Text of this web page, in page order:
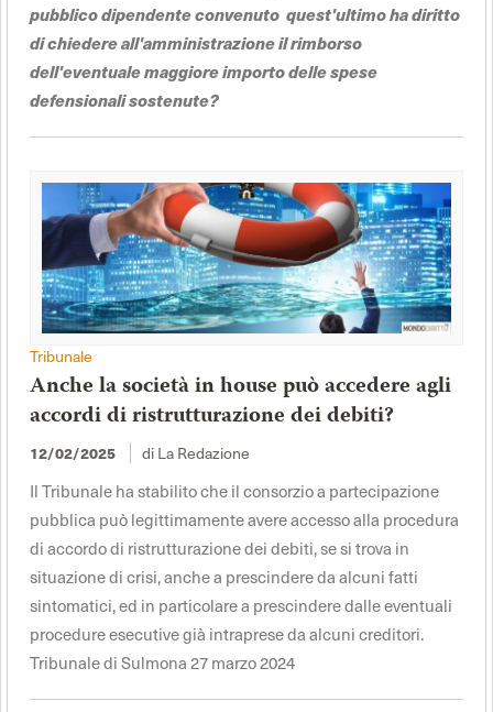
pubblico dipendente convenuto quest'ultimo ha diritto
di chiedere all'amministrazione il rimborso
dell'eventuale maggiore importo delle spese
defensionali sostenute?
Tribunale
Anche la società in house può accedere agli
accordi di ristrutturazione dei debiti?
12/02/2025 di La Redazione
Il Tribunale ha stabilito che il consorzio a partecipazione
pubblica può legittimamente avere accesso alla procedura
di accordo di ristrutturazione dei debiti, se si trova in
situazione di crisi, anche a prescindere da alcuni fatti
sintomatici, ed in particolare a prescindere dalle eventuali
procedure esecutive già intraprese da alcuni creditori.
Tribunale di Sulmona 27 marzo 2024